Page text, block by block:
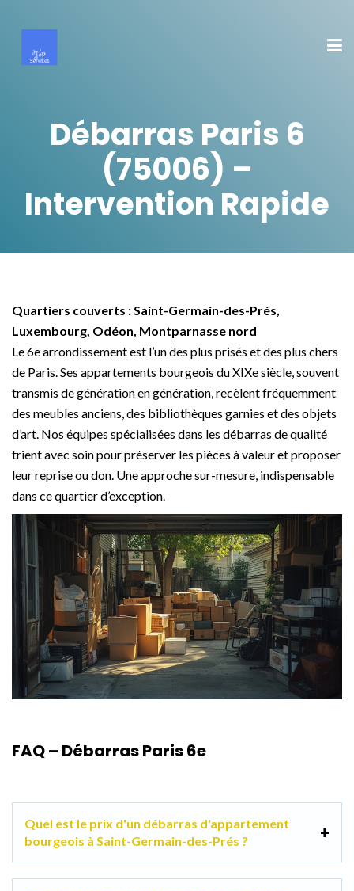
Débarras Paris 6
(75006) –
Intervention Rapide
Quartiers couverts : Saint-Germain-des-Prés,
Luxembourg, Odéon, Montparnasse nord
Le 6e arrondissement est l’un des plus prisés et des plus chers
de Paris. Ses appartements bourgeois du XIXe siècle, souvent
transmis de génération en génération, recèlent fréquemment
des meubles anciens, des bibliothèques garnies et des objets
d’art. Nos équipes spécialisées dans les débarras de qualité
trient avec soin pour préserver les pièces à valeur et proposer
leur reprise ou don. Une approche sur-mesure, indispensable
dans ce quartier d’exception.
FAQ – Débarras Paris 6e
Quel est le prix d'un débarras d'appartement
bourgeois à Saint-Germain-des-Prés ?